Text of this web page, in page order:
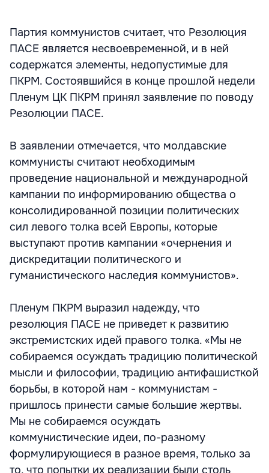
Партия коммунистов считает, что Резолюция
ПАСЕ является несвоевременной, и в ней
содержатся элементы, недопустимые для
ПКРМ. Состоявшийся в конце прошлой недели
Пленум ЦК ПКРМ принял заявление по поводу
Резолюции ПАСЕ.
В заявлении отмечается, что молдавские
коммунисты считают необходимым
проведение национальной и международной
кампании по информированию общества о
консолидированной позиции политических
сил левого толка всей Европы, которые
выступают против кампании «очернения и
дискредитации политического и
гуманистического наследия коммунистов».
Пленум ПКРМ выразил надежду, что
резолюция ПАСЕ не приведет к развитию
экстремистских идей правого толка. «Мы не
собираемся осуждать традицию политической
мысли и философии, традицию антифашисткой
борьбы, в которой нам - коммунистам -
пришлось принести самые большие жертвы.
Мы не собираемся осуждать
коммунистические идеи, по-разному
формулирующиеся в разное время, только за
то, что попытки их реализации были столь